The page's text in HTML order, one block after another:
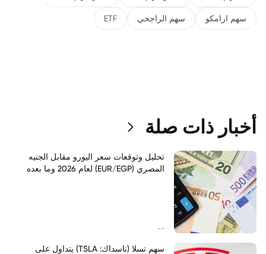
سهم ارامكو سهم الراجحي ETF
أخبار ذات صلة
تحليل وتوقعات سعر اليورو مقابل الجنيه
المصري (EUR/EGP) لعام 2026 وما بعده
--
سهم تسلا (ناسداك: TSLA) يتداول على